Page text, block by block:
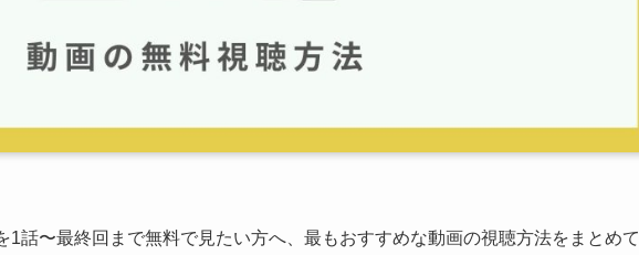
1話〜最終回まで無料で見たい方へ、最もおすすめな動画の視聴方法をまとめて